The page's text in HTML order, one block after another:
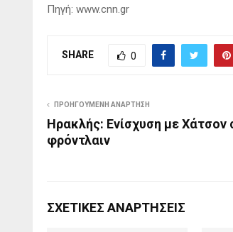
Πηγή: www.cnn.gr
SHARE 0
ΠΡΟΗΓΟΎΜΕΝΗ ΑΝΆΡΤΗΣΗ
Ηρακλής: Ενίσχυση με Χάτσον
φρόντλαιν
ΣΧΕΤΙΚΈΣ ΑΝΑΡΤΉΣΕΙΣ